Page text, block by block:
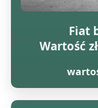
Fiat
Wartość